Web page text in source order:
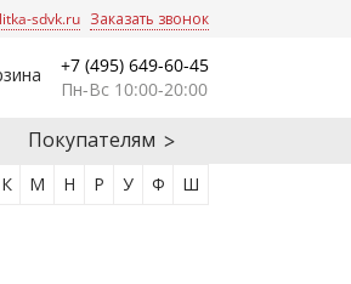
sdvk.ru Заказать звонок
+7 (495) 649-60-45
Пн-Вс 10:00-20:00
Покупателям
К М Н Р У Ф Ш